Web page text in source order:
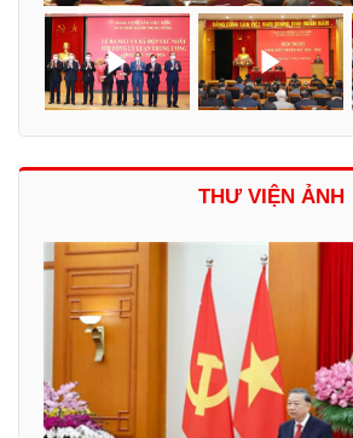
THƯ VIỆN ẢNH